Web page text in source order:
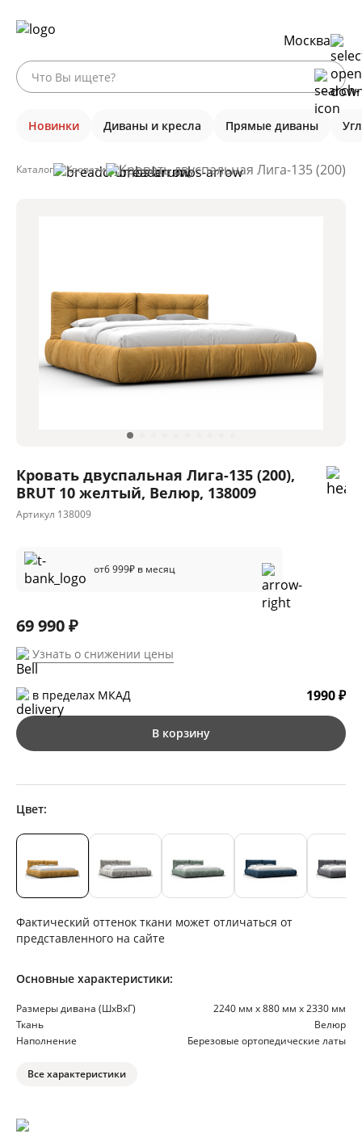
Москва
Новинки Диваны и кресла Прямые диваны
Каталог Кровати Кровать двуспальная Лига-135 (200),
Кровать двуспальная Лига-135 (200),
BRUT 10 желтый, Велюр, 138009
Артикул 138009
от6 999₽ в месяц
69 990 ₽
Узнать о снижении цены
в пределах МКАД 1990 ₽
В корзину
Цвет:
Фактический оттенок ткани может отличаться от
представленного на сайте
Основные характеристики:
Размеры дивана (ШхВхГ)
2240 мм х 880 мм х 2330 мм
Ткань
Велюр
Наполнение
Березовые ортопедические латы
Все характеристики